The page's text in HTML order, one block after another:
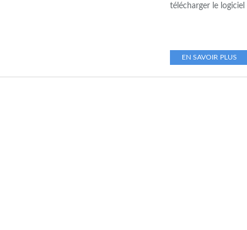
télécharger le logiciel
EN SAVOIR PLUS